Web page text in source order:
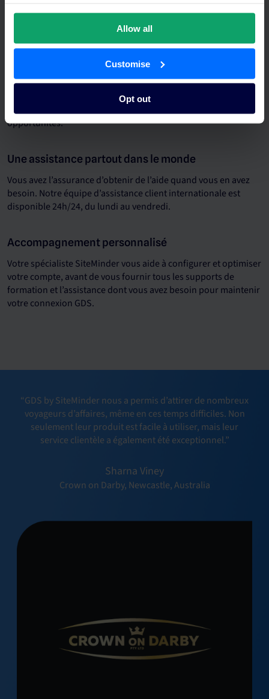
Allow all
Customise
Opt out
Travaillez avec des experts en GDS
Votre conseil en distribution dédié vous apporte des astuces
pour votre annonce sur le GDS et recommande de futures
opportunités.
Une assistance partout dans le monde
Vous avez l’assurance d’obtenir de l’aide quand vous en avez
besoin. Notre équipe d’assistance client internationale est
disponible 24h/24, du lundi au vendredi.
Accompagnement personnalisé
Votre spécialiste SiteMinder vous aide à configurer et optimiser
votre compte, avant de vous fournir tous les supports de
formation et l’assistance dont vous avez besoin pour maintenir
votre connexion GDS.
“GDS by SiteMinder nous a permis d’attirer de nombreux
voyageurs d’affaires, même en ces temps difficiles. Non
seulement leur produit est facile à utiliser, mais leur
service clientèle a également été exceptionnel.”
Sharna Viney
Crown on Darby, Newcastle, Australia